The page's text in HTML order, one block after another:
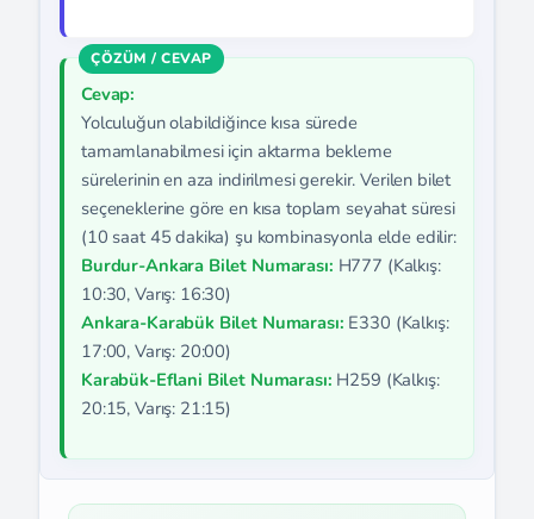
Cevap:
Yolculuğun olabildiğince kısa sürede
tamamlanabilmesi için aktarma bekleme
sürelerinin en aza indirilmesi gerekir. Verilen bilet
seçeneklerine göre en kısa toplam seyahat süresi
(10 saat 45 dakika) şu kombinasyonla elde edilir:
Burdur-Ankara Bilet Numarası: H777 (Kalkış:
10:30, Varış: 16:30)
Ankara-Karabük Bilet Numarası: E330 (Kalkış:
17:00, Varış: 20:00)
Karabük-Eflani Bilet Numarası: H259 (Kalkış:
20:15, Varış: 21:15)